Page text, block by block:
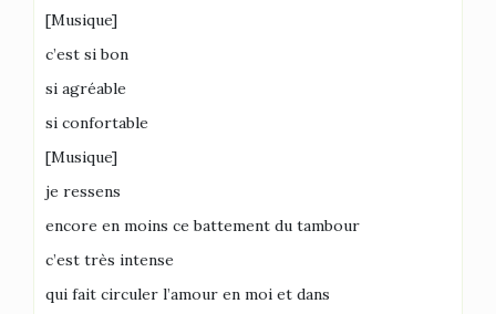
[Musique]
c’est si bon
si agréable
si confortable
[Musique]
je ressens
encore en moins ce battement du tambour
c’est très intense
qui fait circuler l’amour en moi et dans